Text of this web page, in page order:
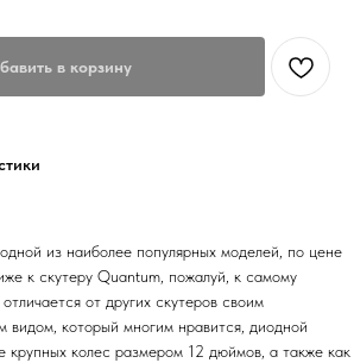
в корзину
одной из наиболее популярных моделей, по цене
к скутеру Quantum, пожалуй, к самому
от других скутеров своим
видом, который многим нравится, диодной
крупных колес размером 12 дюймов, а также как